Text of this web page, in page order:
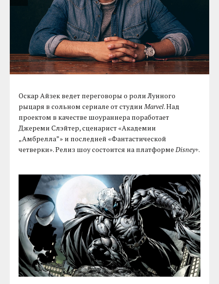
Оскар Айзек ведет переговоры о роли Лунного
рыцаря в сольном сериале от студииMarvel. Над
проектом в качестве шоураннера поработает
Джереми Слэйтер, сценарист «Академии
„Амбрелла”» и последней «Фантастической
четверки». Релиз шоу состоится на платформеDisney+.